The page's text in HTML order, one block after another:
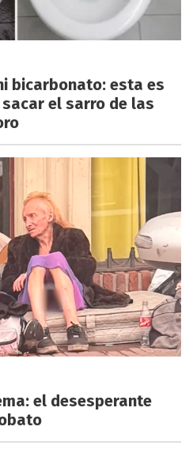
bicarbonato: esta es
sacar el sarro de las
el desesperante